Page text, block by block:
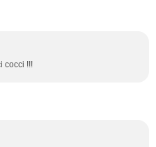
cocci !!!